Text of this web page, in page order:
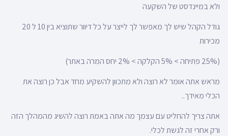
ולא במיינדסט של השקעה
גודל הקהל שיש לך מאפשר לך לייצר על כל דיוור שתוציא בין 10 ל 20
מכירות
(25% פתיחה > 5% הקלקה > 2% יחס המרה באתר)
מראש אתה אומר לא רוצה ולא מתכוון להשקיע מחד אבל כן רוצה את
הכלי מאידך..
אתה צריך להחליט עם עצמך מה אתה באמת רוצה להשיג מהמהלך הזה
ורק אחרי זה לגשת לכלי.